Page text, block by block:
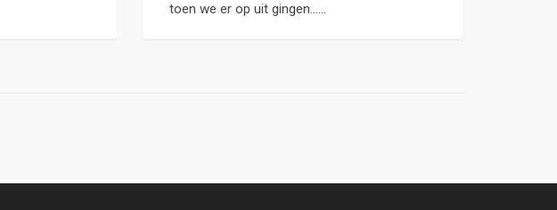
toen we er op uit gingen......